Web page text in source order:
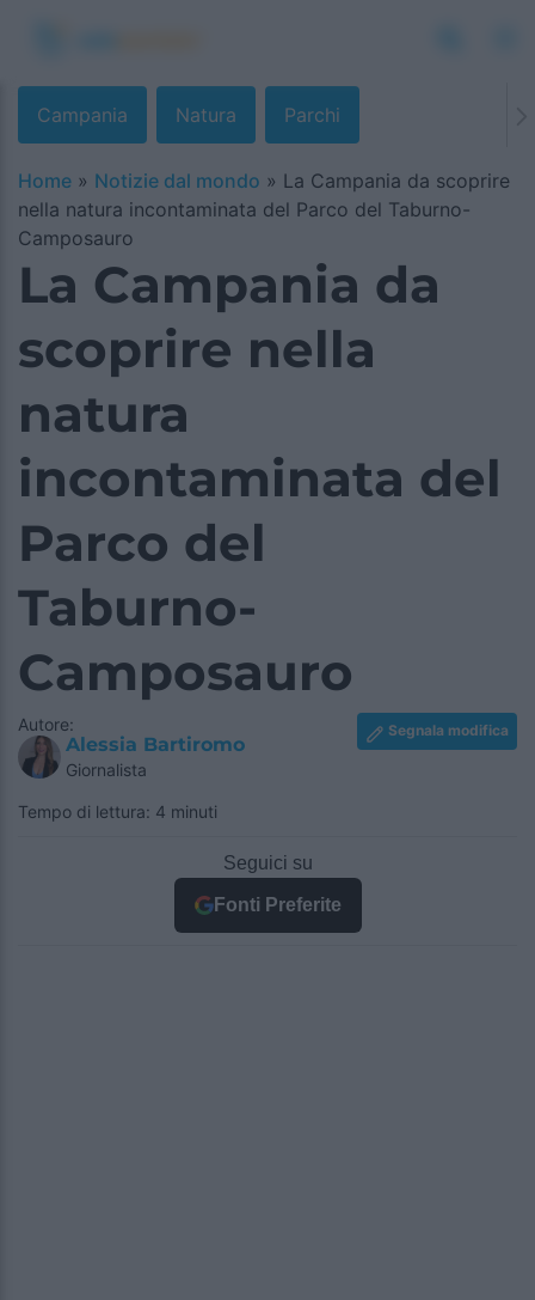
Campania Natura Parchi
Home » Notizie dal mondo » La Campania da scoprire
nella natura incontaminata del Parco del Taburno-
Camposauro
La Campania da
scoprire nella
natura
incontaminata del
Parco del
Taburno-
Camposauro
Autore:
Alessia Bartiromo
Giornalista
Segnala modifica
Tempo di lettura: 4 minuti
Seguici su
Fonti Preferite